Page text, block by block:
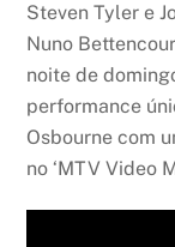
Steven Tyler e
Nuno
noite de
performance
Osbourne com
no ‘MTV Video